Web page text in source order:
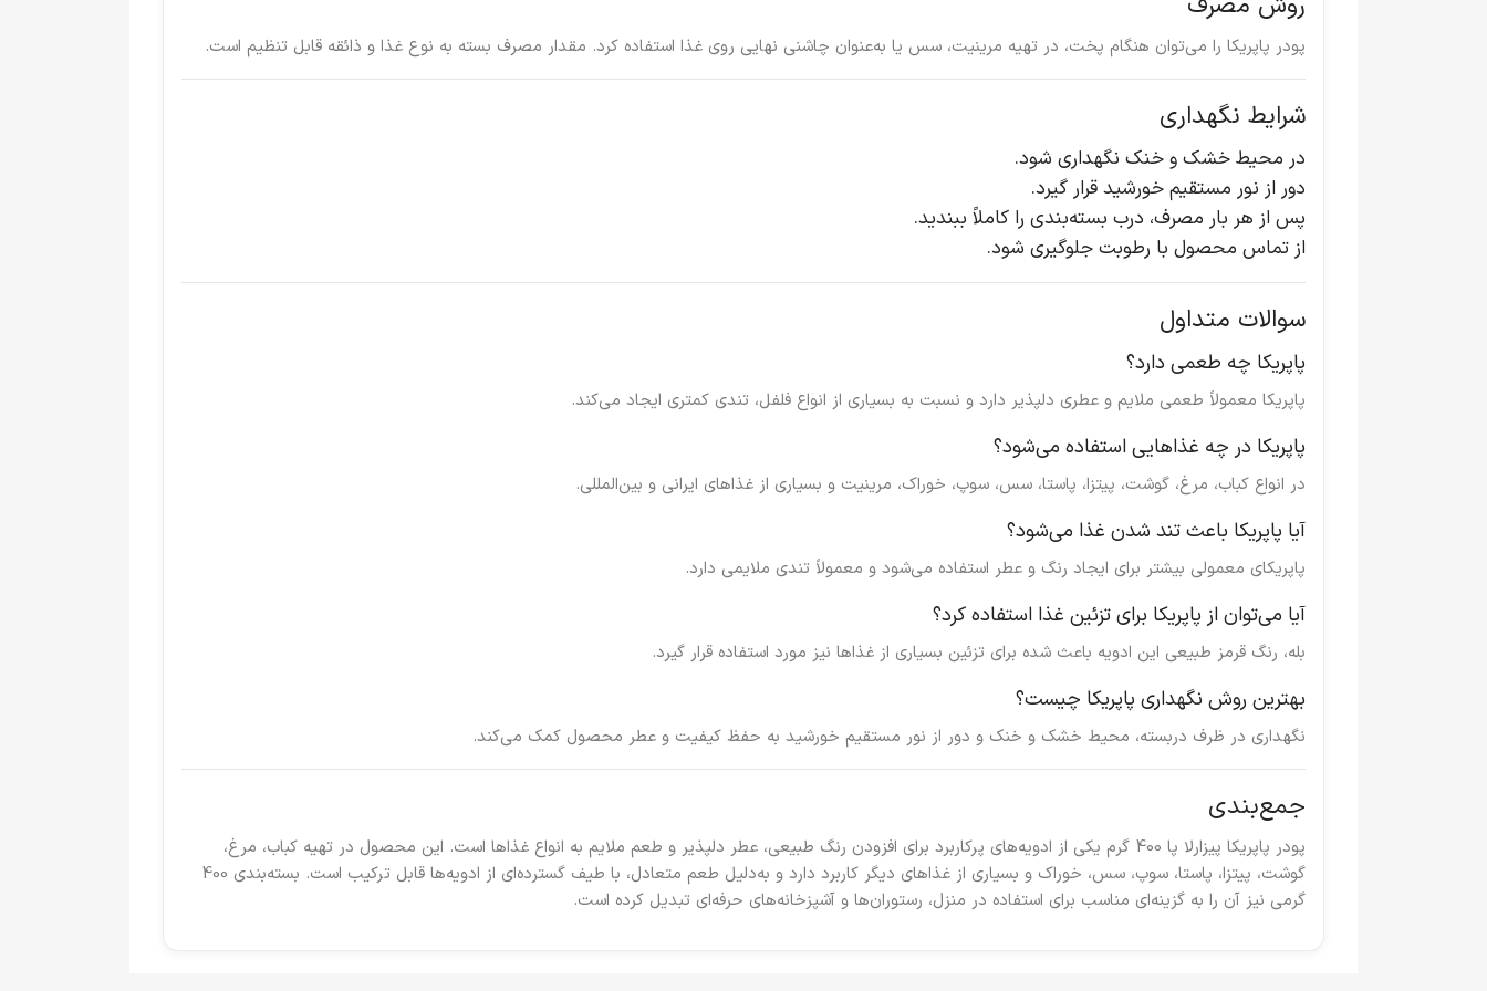
پودر پاپریکا را می‌توان هنگام پخت، در تهیه مرینیت، سس یا به‌عنوان چاشنی نهایی روی غذا استفاده کرد. مقدار مصرف بسته به نوع غذا و ذائقه قابل تنظیم است.
شرایط نگهداری
در محیط خشک و خنک نگهداری شود.
دور از نور مستقیم خورشید قرار گیرد.
پس از هر بار مصرف، درب بسته‌بندی را کاملاً ببندید.
از تماس محصول با رطوبت جلوگیری شود.
سوالات متداول
پاپریکا چه طعمی دارد؟
پاپریکا معمولاً طعمی ملایم و عطری دلپذیر دارد و نسبت به بسیاری از انواع فلفل، تندی کمتری ایجاد می‌کند.
پاپریکا در چه غذاهایی استفاده می‌شود؟
در انواع کباب، مرغ، گوشت، پیتزا، پاستا، سس، سوپ، خوراک، مرینیت و بسیاری از غذاهای ایرانی و بین‌المللی.
آیا پاپریکا باعث تند شدن غذا می‌شود؟
پاپریکای معمولی بیشتر برای ایجاد رنگ و عطر استفاده می‌شود و معمولاً تندی ملایمی دارد.
آیا می‌توان از پاپریکا برای تزئین غذا استفاده کرد؟
بله، رنگ قرمز طبیعی این ادویه باعث شده برای تزئین بسیاری از غذاها نیز مورد استفاده قرار گیرد.
بهترین روش نگهداری پاپریکا چیست؟
نگهداری در ظرف دربسته، محیط خشک و خنک و دور از نور مستقیم خورشید به حفظ کیفیت و عطر محصول کمک می‌کند.
جمع‌بندی
پودر پاپریکا پیزارلا پا 400 گرم یکی از ادویه‌های پرکاربرد برای افزودن رنگ طبیعی، عطر دلپذیر و طعم ملایم به انواع غذاها است. این محصول در تهیه کباب، مرغ،
گوشت، پیتزا، پاستا، سوپ، سس، خوراک و بسیاری از غذاهای دیگر کاربرد دارد و به‌دلیل طعم متعادل، با طیف گسترده‌ای از ادویه‌ها قابل ترکیب است. بسته‌بندی 400
گرمی نیز آن را به گزینه‌ای مناسب برای استفاده در منزل، رستوران‌ها و آشپزخانه‌های حرفه‌ای تبدیل کرده است.